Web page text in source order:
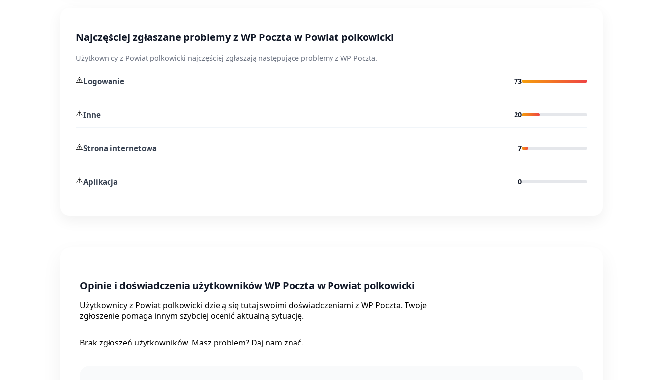
Najczęściej zgłaszane problemy z WP Poczta w Powiat polkowicki
Użytkownicy z Powiat polkowicki najczęściej zgłaszają następujące problemy z WP Poczta.
⚠️Logowanie 73
⚠️Inne 20
⚠️Strona internetowa 7
⚠️Aplikacja 0
Opinie i doświadczenia użytkowników WP Poczta w Powiat polkowicki
Użytkownicy z Powiat polkowicki dzielą się tutaj swoimi doświadczeniami z WP Poczta. Twoje
zgłoszenie pomaga innym szybciej ocenić aktualną sytuację.
Brak zgłoszeń użytkowników. Masz problem? Daj nam znać.